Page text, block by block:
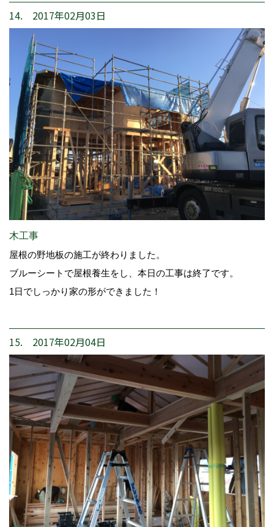
14. 2017年02月03日
木工事
屋根の野地板の施工が終わりました。
ブルーシートで屋根養生をし、本日の工事は終了です。
1日でしっかり家の形ができました！
15. 2017年02月04日